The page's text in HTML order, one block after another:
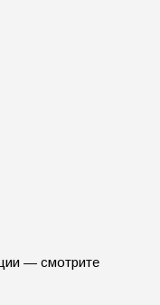
— смотрите